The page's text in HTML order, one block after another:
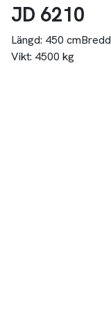
JD 6210
Längd: 450 cm
Vikt: 4500 kg